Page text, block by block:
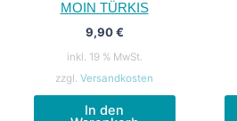
MOIN TÜRKIS
9,90€
inkl. 19 % MwSt.
zzgl. Versandkosten
In den